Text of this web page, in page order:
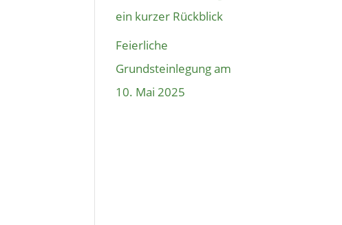
ein kurzer Rückblick
Feierliche
Grundsteinlegung am
10. Mai 2025